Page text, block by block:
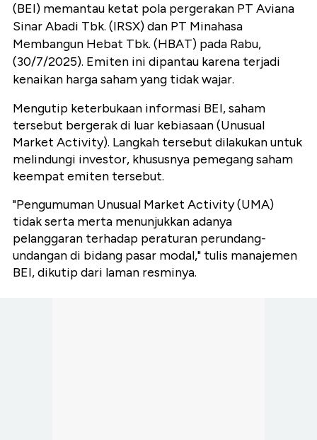
(BEI) memantau ketat pola pergerakan PT Aviana
Sinar Abadi Tbk. (IRSX) dan PT Minahasa
Membangun Hebat Tbk. (HBAT) pada Rabu,
(30/7/2025). Emiten ini dipantau karena terjadi
kenaikan harga saham yang tidak wajar.
Mengutip keterbukaan informasi BEI, saham
tersebut bergerak di luar kebiasaan (Unusual
Market Activity). Langkah tersebut dilakukan untuk
melindungi investor, khususnya pemegang saham
keempat emiten tersebut.
"Pengumuman Unusual Market Activity (UMA)
tidak serta merta menunjukkan adanya
pelanggaran terhadap peraturan perundang-
undangan di bidang pasar modal," tulis manajemen
BEI, dikutip dari laman resminya.